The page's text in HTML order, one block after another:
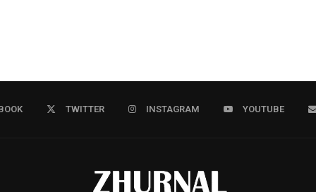
TWITTER INSTAGRAM YOUTUBE